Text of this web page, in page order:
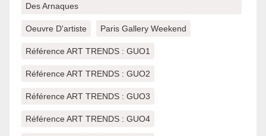
Des Arnaques
Oeuvre D'artiste Paris Gallery Weekend
Référence ART TRENDS : GUO1
Référence ART TRENDS : GUO2
Référence ART TRENDS : GUO3
Référence ART TRENDS : GUO4